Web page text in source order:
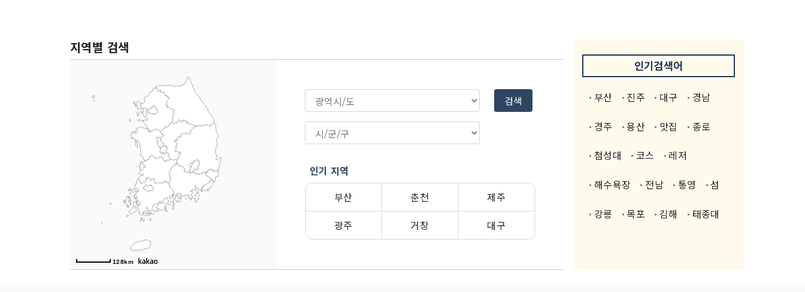
지역별 검색
128km
검색
인기 지역
부산
춘천
제주
광주
거창 대구
인기검색어
부산 진주 대구 경남
경주 용산 맛집 종로
첨성대 코스 레저
해수욕장 전남 통영 섬
강릉 목포 김해 태종대